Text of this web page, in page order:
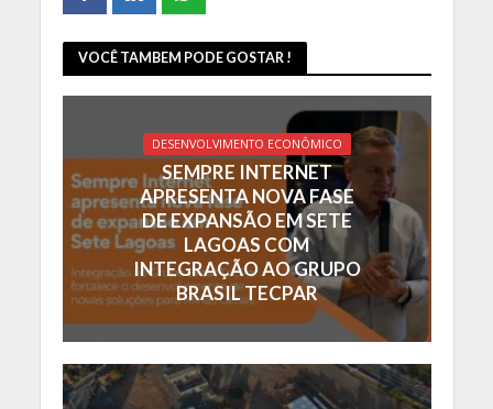
VOCÊ TAMBEM PODE GOSTAR !
DESENVOLVIMENTO ECONÔMICO
SEMPRE INTERNET
APRESENTA NOVA FASE
DE EXPANSÃO EM SETE
LAGOAS COM
INTEGRAÇÃO AO GRUPO
BRASIL TECPAR